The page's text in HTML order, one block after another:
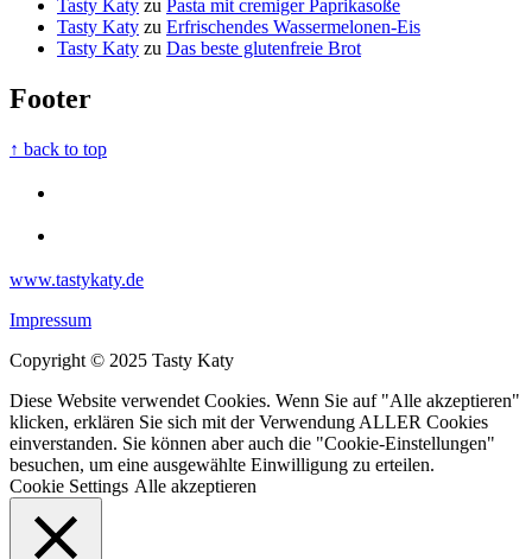
Tasty Katy zu Pasta mit cremiger Paprikasoße
Tasty Katy zu Erfrischendes Wassermelonen-Eis
Tasty Katy zu Das beste glutenfreie Brot
Footer
↑ back to top
www.tastykaty.de
Impressum
Copyright © 2025 Tasty Katy
Diese Website verwendet Cookies. Wenn Sie auf "Alle akzeptieren"
klicken, erklären Sie sich mit der Verwendung ALLER Cookies
einverstanden. Sie können aber auch die "Cookie-Einstellungen"
besuchen, um eine ausgewählte Einwilligung zu erteilen.
Cookie Settings Alle akzeptieren